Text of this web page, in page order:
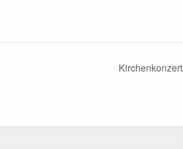
Kirchenkonzert